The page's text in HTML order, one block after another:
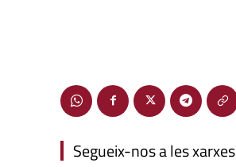
Segueix-nos a les xarxes